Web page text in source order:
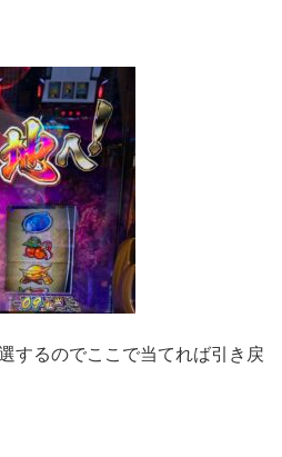
するのでここで当てれば引き戻